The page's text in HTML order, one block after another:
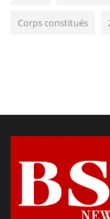
Corps constitués